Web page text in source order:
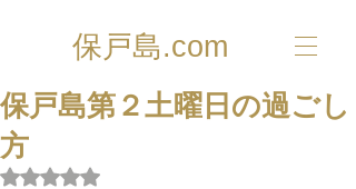
保戸島.com
保戸島第２土曜日の過ごし
方
5つ星のうちNaNと評価されています。